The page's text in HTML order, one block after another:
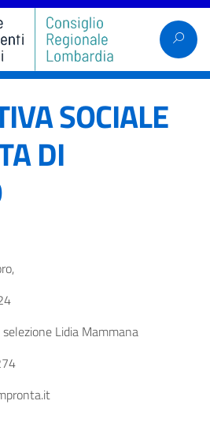
SOCIALE
DI
Lidia Mammana